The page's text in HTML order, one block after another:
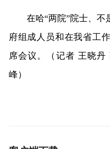
在哈“两院”院士、不
府组成人员和在我省工
席会议。（记者 王晓
峰）